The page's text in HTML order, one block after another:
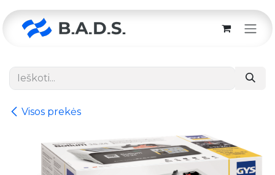
Visos prekės